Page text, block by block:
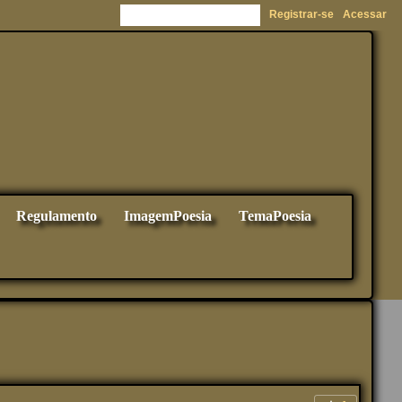
Registrar-se Acessar
Regulamento ImagemPoesia TemaPoesia